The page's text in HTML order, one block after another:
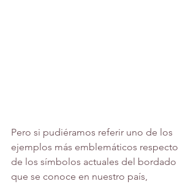
Pero si pudiéramos referir uno de los
ejemplos más emblemáticos respecto
de los símbolos actuales del bordado
que se conoce en nuestro país,